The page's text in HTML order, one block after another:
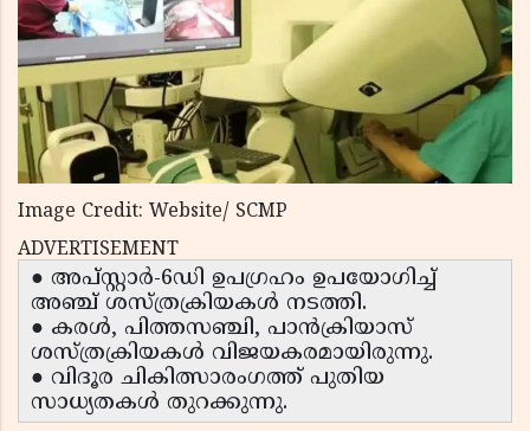
Image Credit: Website/ SCMP
ADVERTISEMENT
● അപ്‌സ്റ്റാർ-6ഡി ഉപഗ്രഹം ഉപയോഗിച്ച്
അഞ്ച് ശസ്ത്രക്രിയകൾ നടത്തി.
● കരൾ, പിത്തസഞ്ചി, പാൻക്രിയാസ്
ശസ്ത്രക്രിയകൾ വിജയകരമായിരുന്നു.
● വിദൂര ചികിത്സാരംഗത്ത് പുതിയ
സാധ്യതകൾ തുറക്കുന്നു.